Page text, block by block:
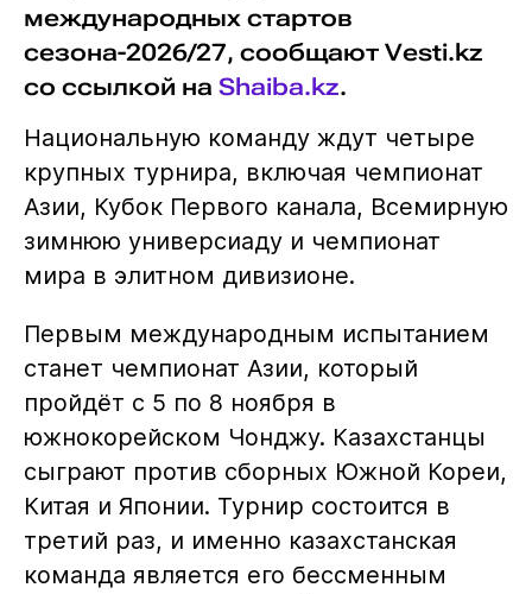
международных стартов
сезона-2026/27, сообщают Vesti.kz
со ссылкой на Shaiba.kz.
Национальную команду ждут четыре
крупных турнира, включая чемпионат
Азии, Кубок Первого канала, Всемирную
зимнюю универсиаду и чемпионат
мира в элитном дивизионе.
Первым международным испытанием
станет чемпионат Азии, который
пройдёт с 5 по 8 ноября в
южнокорейском Чонджу. Казахстанцы
сыграют против сборных Южной Кореи,
Китая и Японии. Турнир состоится в
третий раз, и именно казахстанская
команда является его бессменным